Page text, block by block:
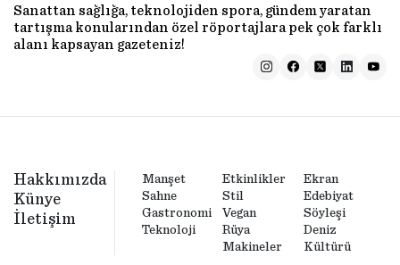
Sanattan sağlığa, teknolojiden spora, gündem yaratan
tartışma konularından özel röportajlara pek çok farklı
alanı kapsayan gazeteniz!
Hakkımızda
Künye
İletişim
Manşet Etkinlikler
Ekran
Sahne
Stil
Edebiyat
Gastronomi
Vegan
Söyleşi
Teknoloji
Rüya
Makineler
Deniz
Kültürü